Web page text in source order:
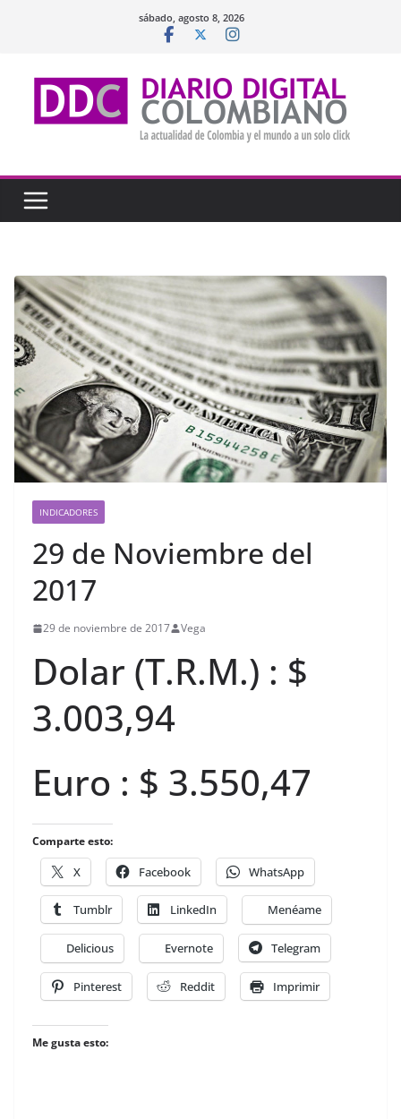
sábado, agosto 8, 2026
INDICADORES
29 de Noviembre del
2017
29 de noviembre de 2017 Vega
Dolar (T.R.M.) : $
3.003,94
Euro : $ 3.550,47
Comparte esto:
X Facebook WhatsApp
Tumblr LinkedIn Menéame
Delicious Evernote Telegram
Pinterest Reddit Imprimir
Me gusta esto: